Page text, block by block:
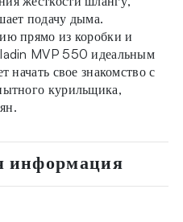
подачу дыма.
прямо из коробки и
MVP 550 идеальным
начать свое знакомство с
курильщика,
информация